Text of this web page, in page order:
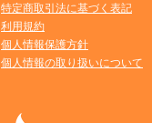
特定商取引法に基づく表記
利用規約
個人情報保護方針
個人情報の取り扱いについて